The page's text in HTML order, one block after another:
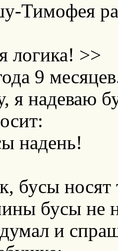
Тимофея
логика! >>
9
я надеваю
надень!
бусы носят
бусы не
и